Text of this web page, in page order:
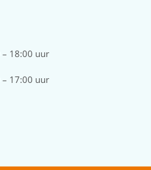
– 18:00 uur
– 17:00 uur